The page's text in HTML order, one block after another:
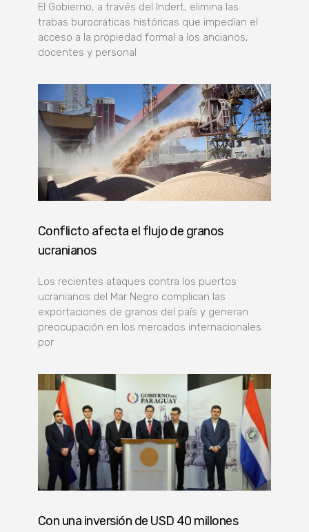
El Gobierno, a través del Indert, elimina las
trabas burocráticas históricas que impedían el
acceso a la propiedad formal a los ancianos,
docentes y personal
Conflicto afecta el flujo de granos
ucranianos
Los recientes ataques contra los puertos
ucranianos del Mar Negro complican las
exportaciones de granos del país y generan
preocupación en los mercados internacionales
por
Con una inversión de USD 40 millones